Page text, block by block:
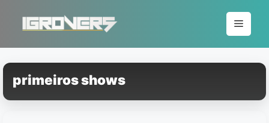
conteúdo
Menu
primeiros shows